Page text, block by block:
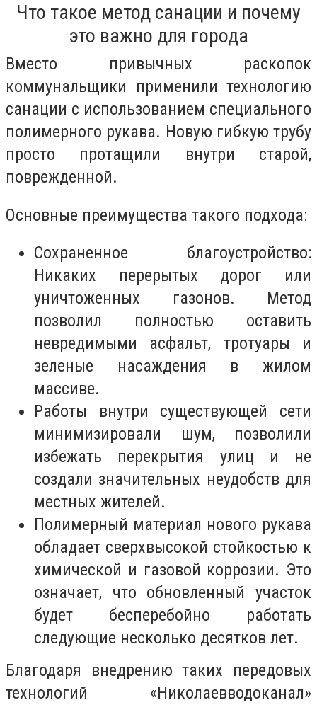
Что такое метод санации и почему
это важно для города
Вместо привычных раскопок
коммунальщики применили технологию
санации с использованием специального
полимерного рукава. Новую гибкую трубу
просто протащили внутри старой,
поврежденной.
Основные преимущества такого подхода:
Сохраненное благоустройство:
Никаких перерытых дорог или
уничтоженных газонов. Метод
позволил полностью оставить
невредимыми асфальт, тротуары и
зеленые насаждения в жилом
массиве.
Работы внутри существующей сети
минимизировали шум, позволили
избежать перекрытия улиц и не
создали значительных неудобств для
местных жителей.
Полимерный материал нового рукава
обладает сверхвысокой стойкостью к
химической и газовой коррозии. Это
означает, что обновленный участок
будет бесперебойно работать
следующие несколько десятков лет.
Благодаря внедрению таких передовых
технологий «Николаевводоканал»